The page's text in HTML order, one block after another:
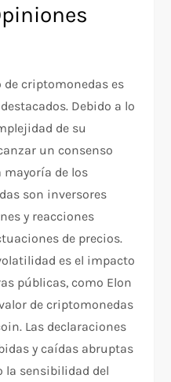
de criptomonedas es
Debido a lo
de su
un consenso
mayoría de los
son inversores
y reacciones
de precios.
es el impacto
públicas, como Elon
de criptomonedas
Las declaraciones
y caídas abruptas
la sensibilidad del